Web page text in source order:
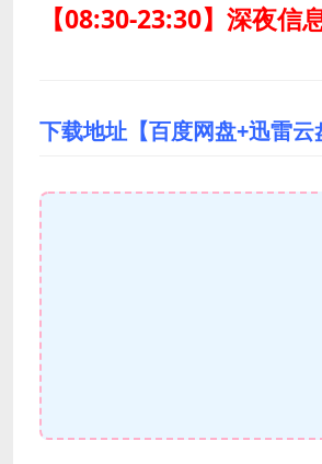
【08:30-23:30】深夜信
下载地址【百度网盘+迅雷云